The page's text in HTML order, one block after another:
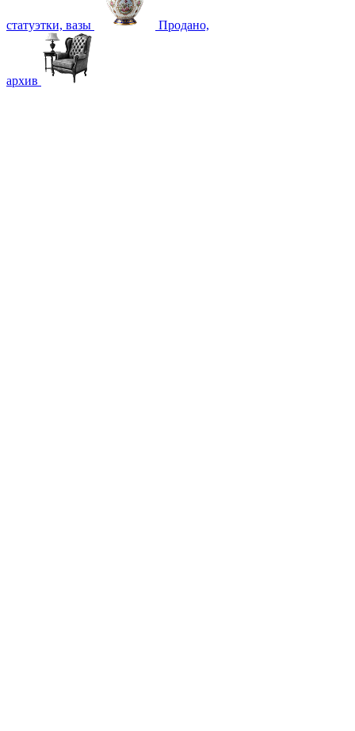
статуэтки, вазы Продано,
архив